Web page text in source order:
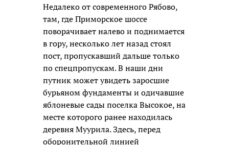
Недалеко от современного Рябово,
там, где Приморское шоссе
поворачивает налево и поднимается
в гору, несколько лет назад стоял
пост, пропускавший дальше только
по спецпропускам. В наши дни
путник может увидеть заросшие
бурьяном фундаменты и одичавшие
яблоневые сады поселка Высокое, на
месте которого ранее находилась
деревня Муурила. Здесь, перед
оборонительной линией